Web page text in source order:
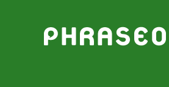
Zum Hauptinhalt springen